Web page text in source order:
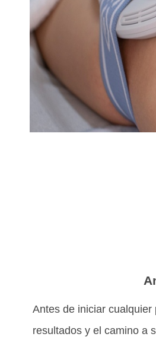
Antes de iniciar
resultados y el camino a